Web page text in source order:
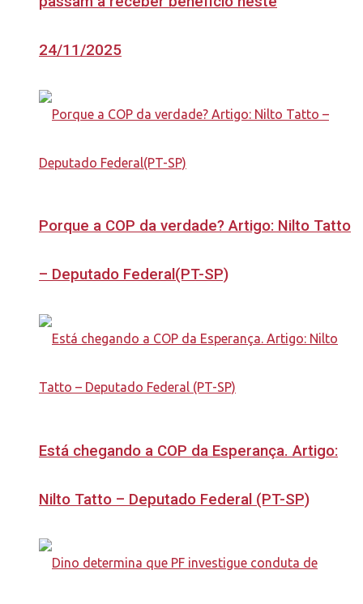
24/11/2025
Porque a COP da verdade? Artigo: Nilto Tatto
– Deputado Federal(PT-SP)
Está chegando a COP da Esperança. Artigo:
Nilto Tatto – Deputado Federal (PT-SP)